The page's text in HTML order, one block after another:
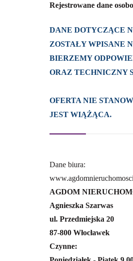
Rejestrowane dane
DANE DOTYCZĄCE
ZOSTAŁY WPISANE
BIERZEMY
ORAZ TECHNICZNY
OFERTA NIE
JEST WIĄŻĄCA.
Dane biura:
AGDOM
Agnieszka Szarwas
ul. Przedmiejska 20
87-800 Włocławek
Czynne: